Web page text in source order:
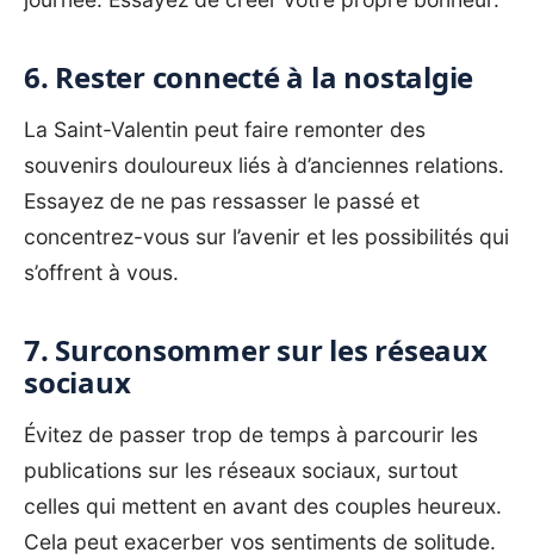
6. Rester connecté à la nostalgie
La Saint-Valentin peut faire remonter des
souvenirs douloureux liés à d’anciennes relations.
Essayez de ne pas ressasser le passé et
concentrez-vous sur l’avenir et les possibilités qui
s’offrent à vous.
7. Surconsommer sur les réseaux
sociaux
Évitez de passer trop de temps à parcourir les
publications sur les réseaux sociaux, surtout
celles qui mettent en avant des couples heureux.
Cela peut exacerber vos sentiments de solitude.